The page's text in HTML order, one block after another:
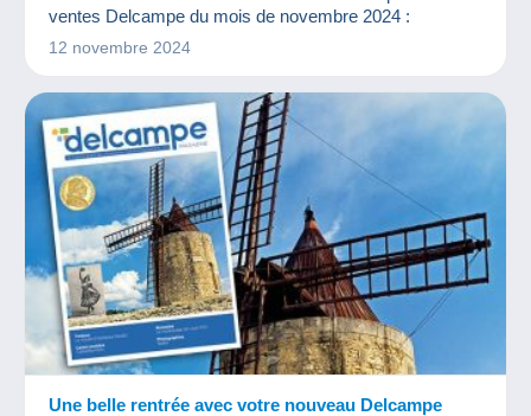
ventes Delcampe du mois de novembre 2024 :
12 novembre 2024
Une belle rentrée avec votre nouveau Delcampe